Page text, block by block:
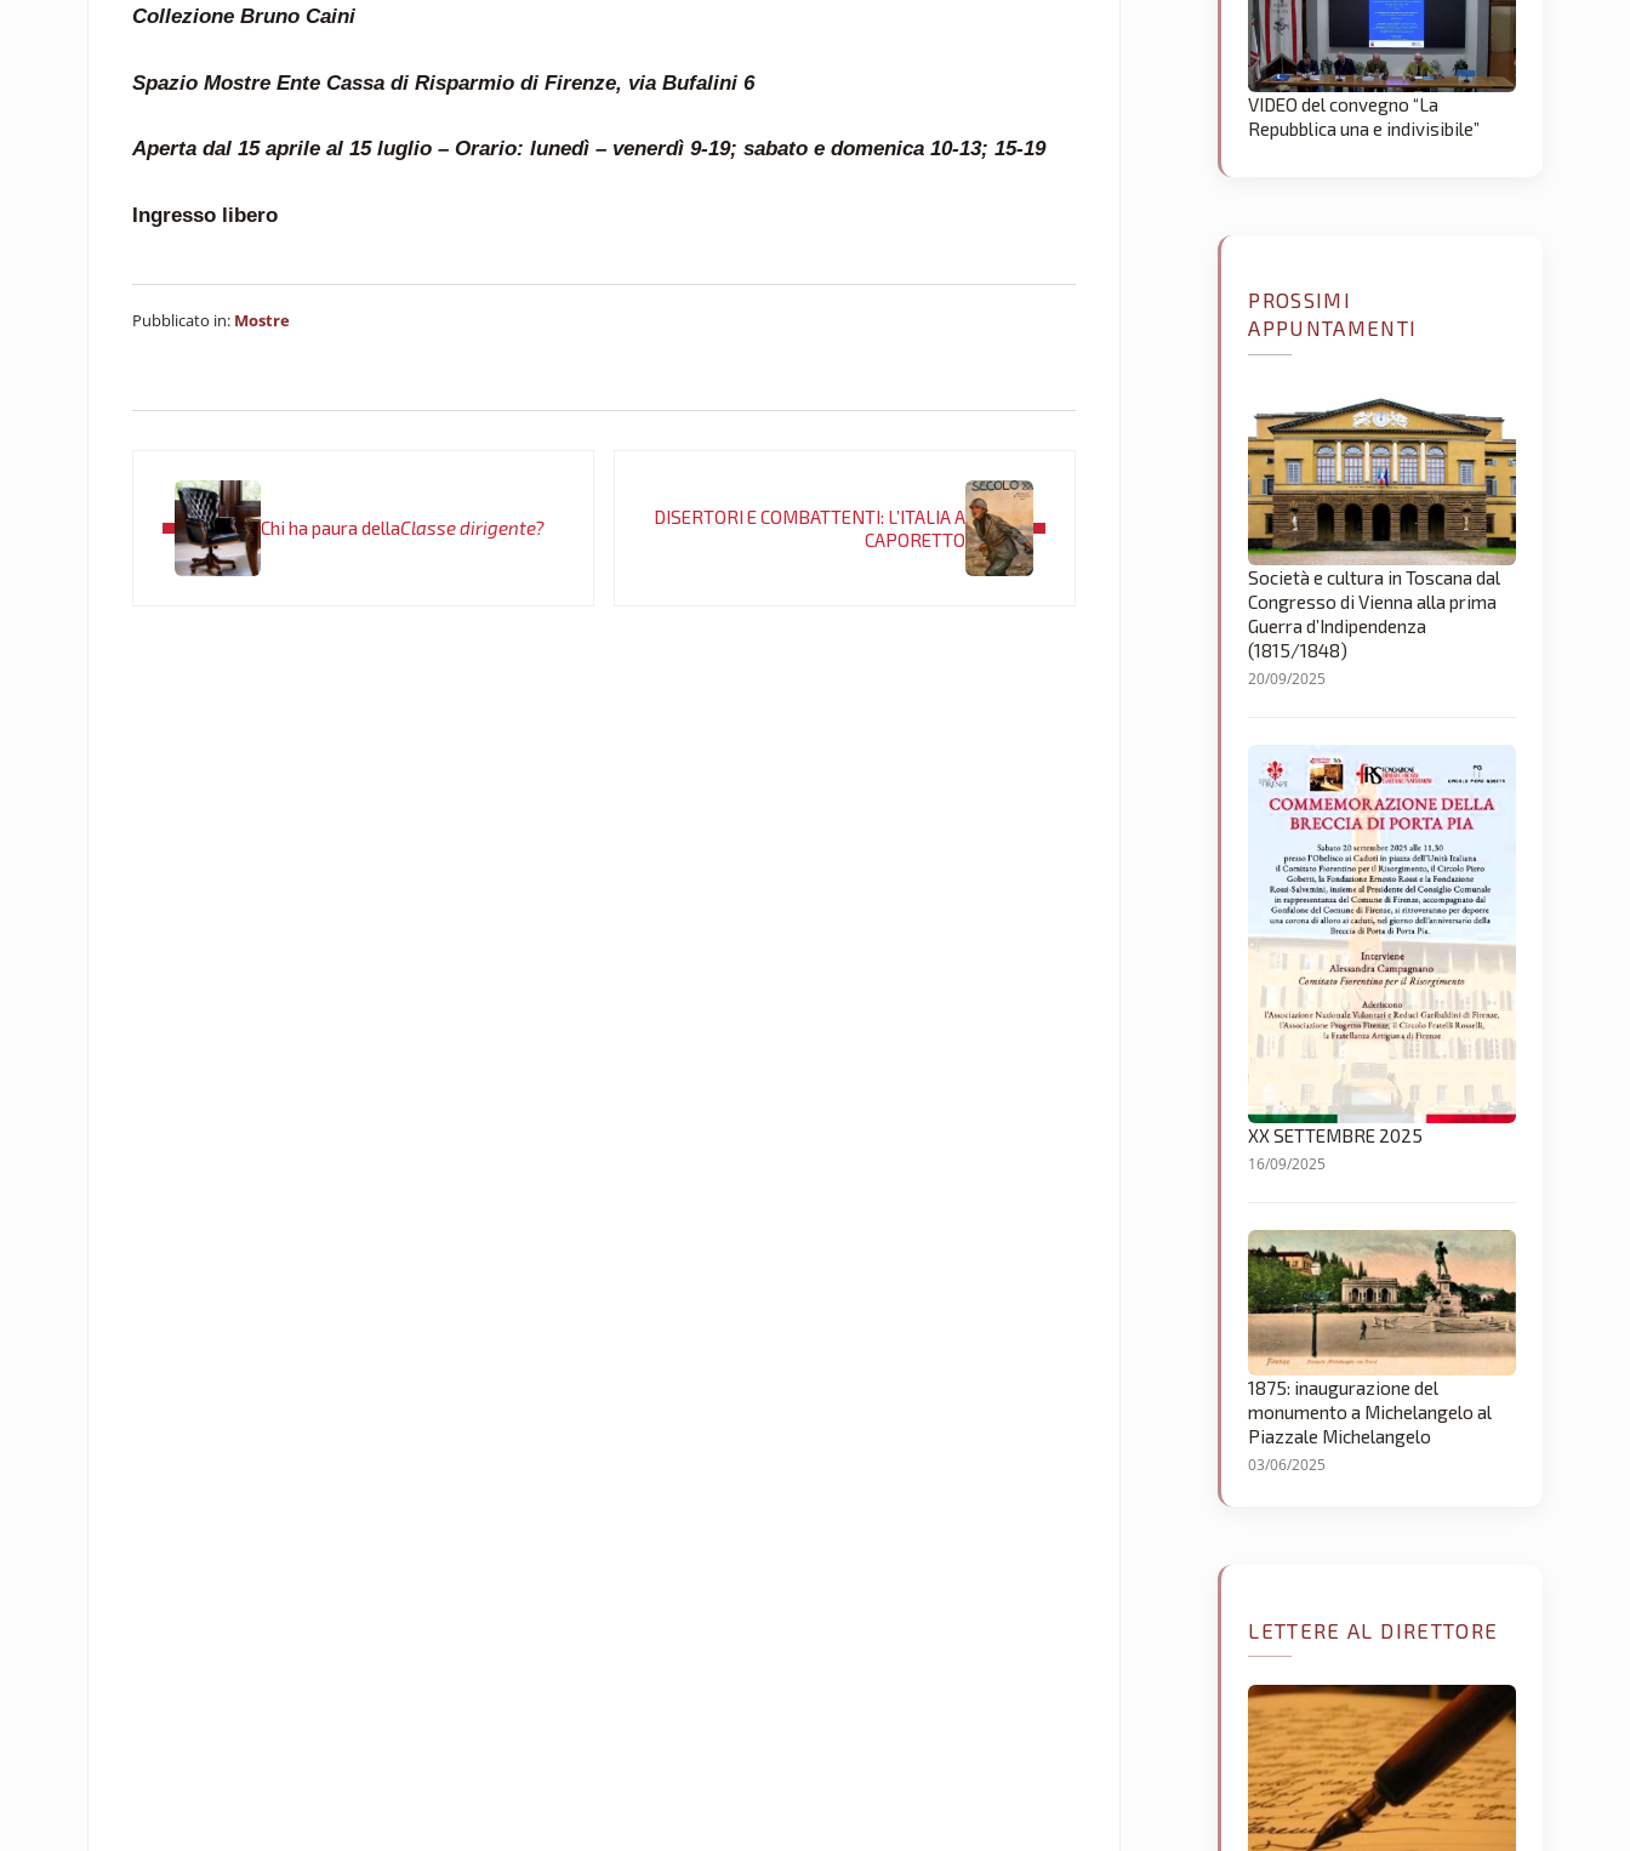
Collezione Bruno Caini
Spazio Mostre Ente Cassa di Risparmio di Firenze, via Bufalini 6
Aperta dal 15 aprile al 15 luglio – Orario: lunedì – venerdì 9-19; sabato e domenica 10-13; 15-19
Ingresso libero
Pubblicato in: Mostre
Chi ha paura dellaClasse dirigente?
DISERTORI E COMBATTENTI: L’ITALIA A
CAPORETTO
VIDEO del convegno “La
Repubblica una e indivisibile”
PROSSIMI
APPUNTAMENTI
Società e cultura in Toscana dal
Congresso di Vienna alla prima
Guerra d’Indipendenza
(1815/1848)
20/09/2025
XX SETTEMBRE 2025
16/09/2025
1875: inaugurazione del
monumento a Michelangelo al
Piazzale Michelangelo
03/06/2025
LETTERE AL DIRETTORE